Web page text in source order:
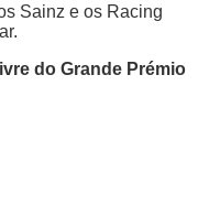
Sainz e os Racing
do Grande Prémio